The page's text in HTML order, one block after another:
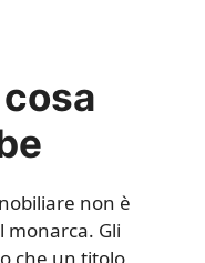
non è
monarca. Gli